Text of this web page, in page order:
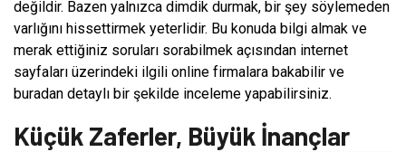
değildir. Bazen yalnızca dimdik durmak, bir şey söylemeden
varlığını hissettirmek yeterlidir. Bu konuda bilgi almak ve
merak ettiğiniz soruları sorabilmek açısından internet
sayfaları üzerindeki ilgili online firmalara bakabilir ve
buradan detaylı bir şekilde inceleme yapabilirsiniz.
Küçük Zaferler, Büyük İnançlar